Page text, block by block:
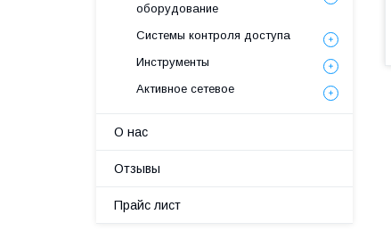
оборудование
Системы контроля доступа
Инструменты
Активное сетевое
О нас
Отзывы
Прайс лист